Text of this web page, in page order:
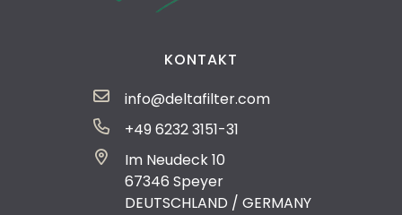
KONTAKT
info@deltafilter.com
+49 6232 3151-31
Im Neudeck 10
67346 Speyer
DEUTSCHLAND / GERMANY